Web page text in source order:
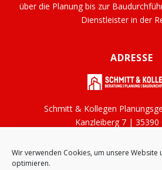
Wir verwenden Cookies, um unsere Website
optimieren.
über die Planung bis zur
Dienstleister in der
ADRESSE
Schmitt & Kollegen
Kanzleiberg 7 | 35390